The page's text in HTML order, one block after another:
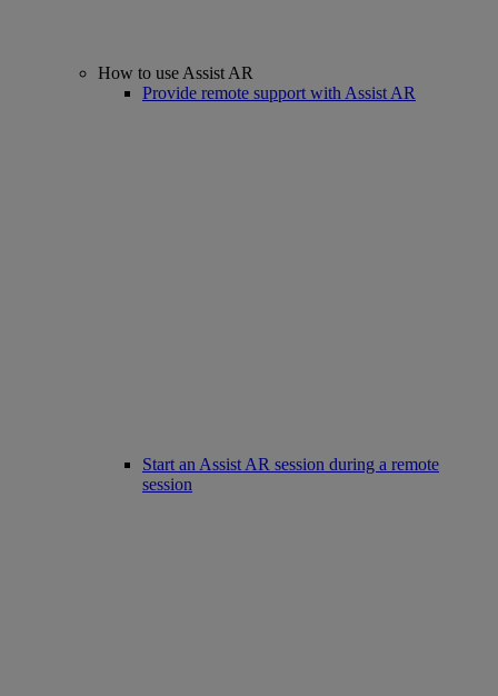
How to use Assist AR
Provide remote support with Assist AR
Start an Assist AR session during a remote
session